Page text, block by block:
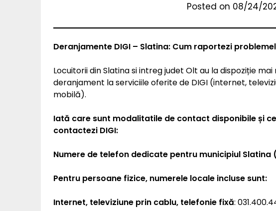
Posted on 08/24/
Deranjamente DIGI – Slatina: Cum raportezi
Locuitorii din Slatina si intreg judet Olt au la dispoziție
deranjament la serviciile oferite de DIGI (internet,
mobilă).
Iată care sunt modalitatile de contact disponibile și
contactezi DIGI:
Numere de telefon dedicate pentru municipiul Slatina
Pentru persoane fizice, numerele locale incluse sunt:
Internet, televiziune prin cablu, telefonie fixă: